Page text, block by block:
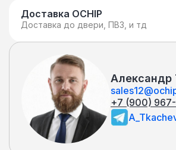
множеством других
наличие которых, с
высокопроизводительными
процессорами, позволяет
данные устройства к классу
оборудования последнего
Доставка OCHIP
Доставка до двери, ПВЗ, и тд
Александр
+7 (900)